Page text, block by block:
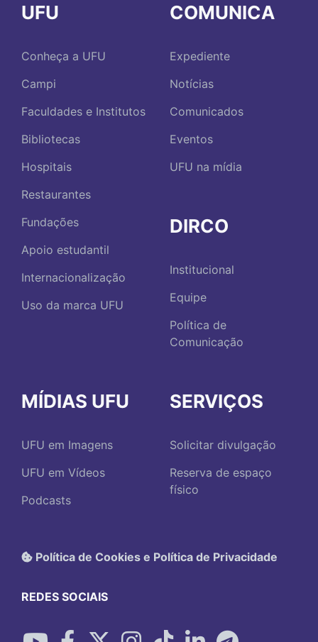
UFU
Conheça a UFU
Campi
Faculdades e Institutos
Bibliotecas
Hospitais
Restaurantes
Fundações
Apoio estudantil
Internacionalização
Uso da marca UFU
COMUNICA
Expediente
Notícias
Comunicados
Eventos
UFU na mídia
DIRCO
Institucional
Equipe
Política de
Comunicação
MÍDIAS UFU
UFU em Imagens
UFU em Vídeos
Podcasts
SERVIÇOS
Solicitar divulgação
Reserva de espaço
físico
Política de Cookies e Política de Privacidade
REDES SOCIAIS